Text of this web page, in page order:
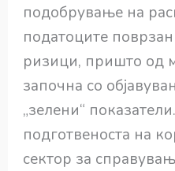
подобрување на
податоците
ризици, пришто од
започна со
„зелени“
подготвеноста на
сектор за